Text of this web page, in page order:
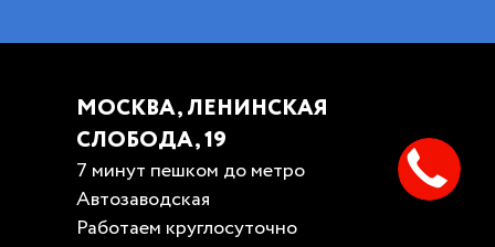
МОСКВА, ЛЕНИНСКАЯ
СЛОБОДА, 19
7 минут пешком до метро
Автозаводская
Работаем круглосуточно